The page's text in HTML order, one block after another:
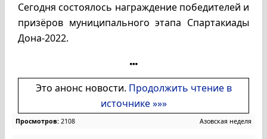
Сегодня состоялось награждение победителей и
призёров муниципального этапа Спартакиады
Дона-2022.
Это анонс новости. Продолжить чтение в
источнике »»»
Просмотров: 2108 Азовская неделя